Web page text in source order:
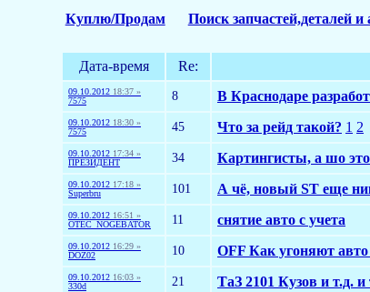
Куплю/Продам Поиск запчастей,деталей и
Дата-время Re:
09.10.2012 18:37 »
7575
8 В Краснодаре
09.10.2012 18:30 »
7575
45 Что за рейд такой? 1 2
09.10.2012 17:34 »
ПРЕЗИДЕНТ
34 Картингисты, а шо
09.10.2012 17:18 »
Superbru
101 А чё, новый ST еще
09.10.2012 16:51 »
OTEC_NOGEBATOR
11 снятие авто с учета
09.10.2012 16:29 »
DOZ02
10 OFF Как угоняют
09.10.2012 16:03 »
330d
21 ТаЗ 2101 Кузов и т.д. и